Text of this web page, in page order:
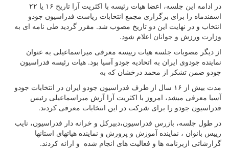
در ادامه این جلسه، اعضا هیات رئیسه با اکثریت آرا تاریخ ۱۶ یا ۲۲
اسفندماه را برای برگزاری مجمع انتخابات ریاست فدراسیون جودو
انتخاب و در نهایت این دو تاریخ مصوب شد. مقرر گردید طی نامه ای به
وزارت ورزش و جوانان اعلام شود.
از دیگر مصوبات جلسه هیات رییسه معرفی میراسماعیلی به عنوان
نماینده جودوی ایران به اتحادیه جودو آسیا بود. هیات رئیسه فدراسیون
جودو ضمن تشکر از محمد درخشان که به
مدت بیش از ۱۶ سال از طرف فدراسیون جودو ایران در انتخابات جودو
آسیا معرفی میشد، امروز با اکثریت آرا آرش میراسماعیلی رئیس
فدراسیون جودو را برای شرکت در این انتخابات معرفی کردند.
در طول جلسه، بازرس فدراسیون،دبیرکل و خرانه دار فدراسیون، نایب
رییس بانوان ، نماینده آموزش و پرورش و نماینده هیاتهای استانها
گزارشاتی ازبرنامه ها و فعالیت های انجام شده و ارائه کردند.